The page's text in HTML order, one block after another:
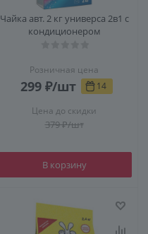
Чайка авт. 2 кг универса 2в1 с
кондиционером
Розничная цена
299 ₽/шт 14
Цена до скидки
379₽/шт
В корзину